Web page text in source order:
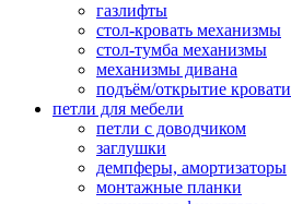
газлифты
стол-кровать механизмы
стол-тумба механизмы
механизмы дивана
подъём/открытие кровати
петли для мебели
петли с доводчиком
заглушки
демпферы, амортизаторы
монтажные планки